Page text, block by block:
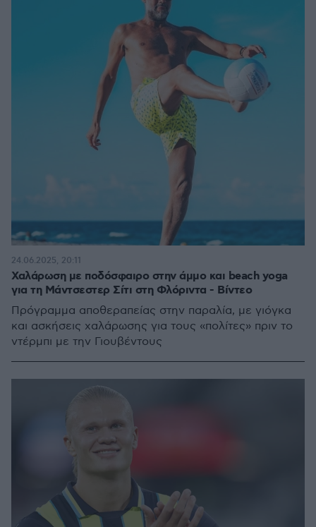
Χαλάρωση με ποδόσφαιρο στην άμμο και beach yoga
για τη Μάντσεστερ Σίτι στη Φλόριντα - Βίντεο
Πρόγραμμα αποθεραπείας στην παραλία, με γιόγκα
και ασκήσεις χαλάρωσης για τους «πολίτες» πριν το
ντέρμπι με την Γιουβέντους
24.06.2025, 20:11